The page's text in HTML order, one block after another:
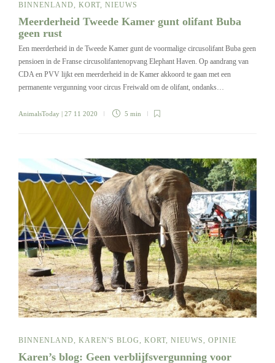
BINNENLAND, KORT, NIEUWS
Meerderheid Tweede Kamer gunt olifant Buba
geen rust
Een meerderheid in de Tweede Kamer gunt de voormalige circusolifant Buba geen
pensioen in de Franse circusolifantenopvang Elephant Haven. Op aandrang van
CDA en PVV lijkt een meerderheid in de Kamer akkoord te gaan met een
permanente vergunning voor circus Freiwald om de olifant, ondanks…
AnimalsToday | 27 11 2020 5 min
BINNENLAND KAREN'S BLOG KORT NIEUWS OPINIE
Karen’s blog: Geen verblijfsvergunning voor